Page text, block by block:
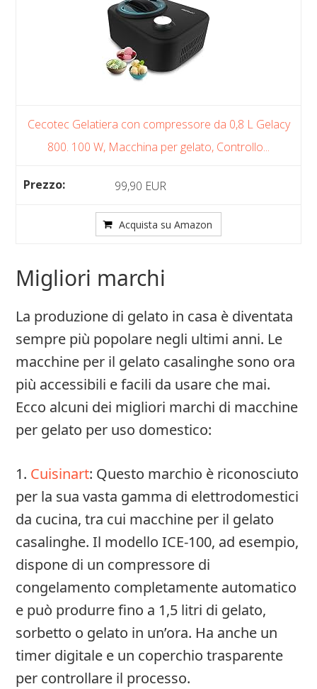
Cecotec Gelatiera con compressore da 0,8 L Gelacy
800. 100 W, Macchina per gelato, Controllo...
99,90 EUR
Acquista su Amazon
Migliori marchi
La produzione di gelato in casa è diventata
sempre più popolare negli ultimi anni. Le
macchine per il gelato casalinghe sono ora
più accessibili e facili da usare che mai.
Ecco alcuni dei migliori marchi di macchine
per gelato per uso domestico:
1. Cuisinart: Questo marchio è riconosciuto
per la sua vasta gamma di elettrodomestici
da cucina, tra cui macchine per il gelato
casalinghe. Il modello ICE-100, ad esempio,
dispone di un compressore di
congelamento completamente automatico
e può produrre fino a 1,5 litri di gelato,
sorbetto o gelato in un’ora. Ha anche un
timer digitale e un coperchio trasparente
per controllare il processo.